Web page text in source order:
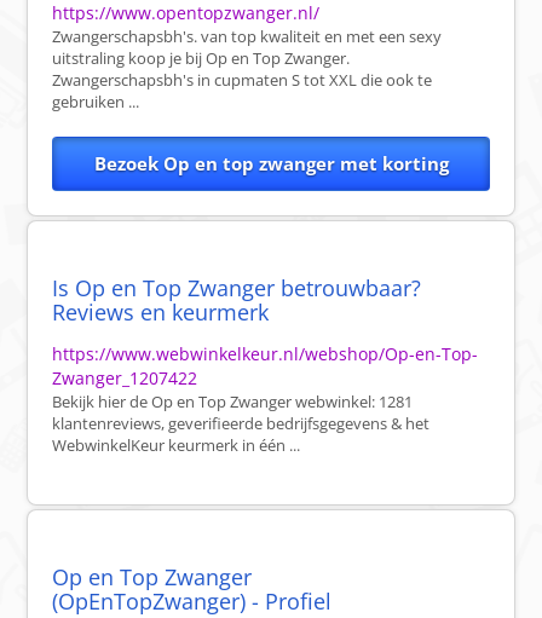
https://www.opentopzwanger.nl/
Zwangerschapsbh's. van top kwaliteit en met een sexy
uitstraling koop je bij Op en Top Zwanger.
Zwangerschapsbh's in cupmaten S tot XXL die ook te
gebruiken ...
Bezoek Op en top zwanger met korting
Is Op en Top Zwanger betrouwbaar?
Reviews en keurmerk
https://www.webwinkelkeur.nl/webshop/Op-en-Top-
Zwanger_1207422
Bekijk hier de Op en Top Zwanger webwinkel: 1281
klantenreviews, geverifieerde bedrijfsgegevens & het
WebwinkelKeur keurmerk in één ...
Op en Top Zwanger
(OpEnTopZwanger) - Profiel